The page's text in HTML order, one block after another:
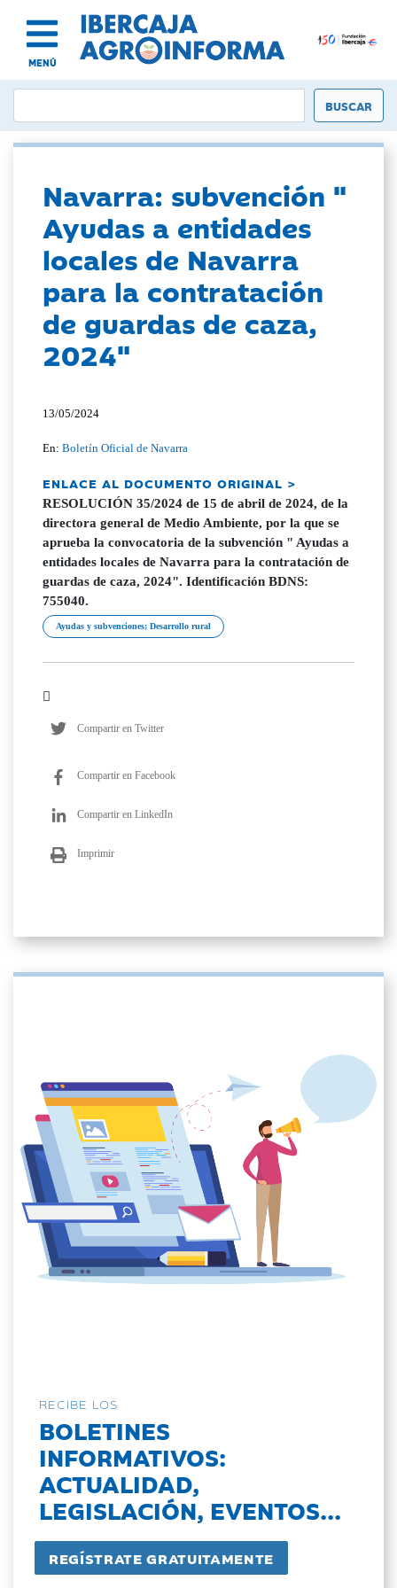
MENÚ
Navarra: subvención "
Ayudas a entidades
locales de Navarra
para la contratación
de guardas de caza,
2024"
13/05/2024
En:Boletín Oficial de Navarra
ENLACE AL DOCUMENTO ORIGINAL >
RESOLUCIÓN 35/2024 de 15 de abril de 2024, de la
directora general de Medio Ambiente, por la que se
aprueba la convocatoria de la subvención " Ayudas a
entidades locales de Navarra para la contratación de
guardas de caza, 2024". Identificación BDNS:
755040.
Ayudas y subvenciones; Desarrollo rural
Compartir en Twitter
Compartir en Facebook
Compartir en LinkedIn
Imprimir
RECIBE LOS
BOLETINES
INFORMATIVOS:
ACTUALIDAD,
LEGISLACIÓN, EVENTOS...